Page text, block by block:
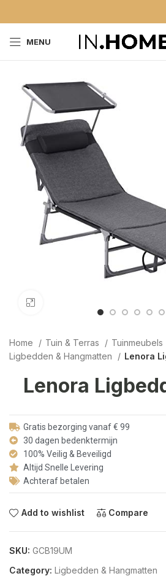
MENU
Home Tuin & Terras
Tuinmeubels
Ligbedden & Hangmatten
Lenora
Lenora
Gratis bezorging vanaf € 99
30 dagen bedenktermijn
100% Veilig & Beveiligd
Altijd Snelle Levering
Achteraf betalen
Add to wishlist Compare
SKU: GCB19UM
Category: Ligbedden & Hangmatten